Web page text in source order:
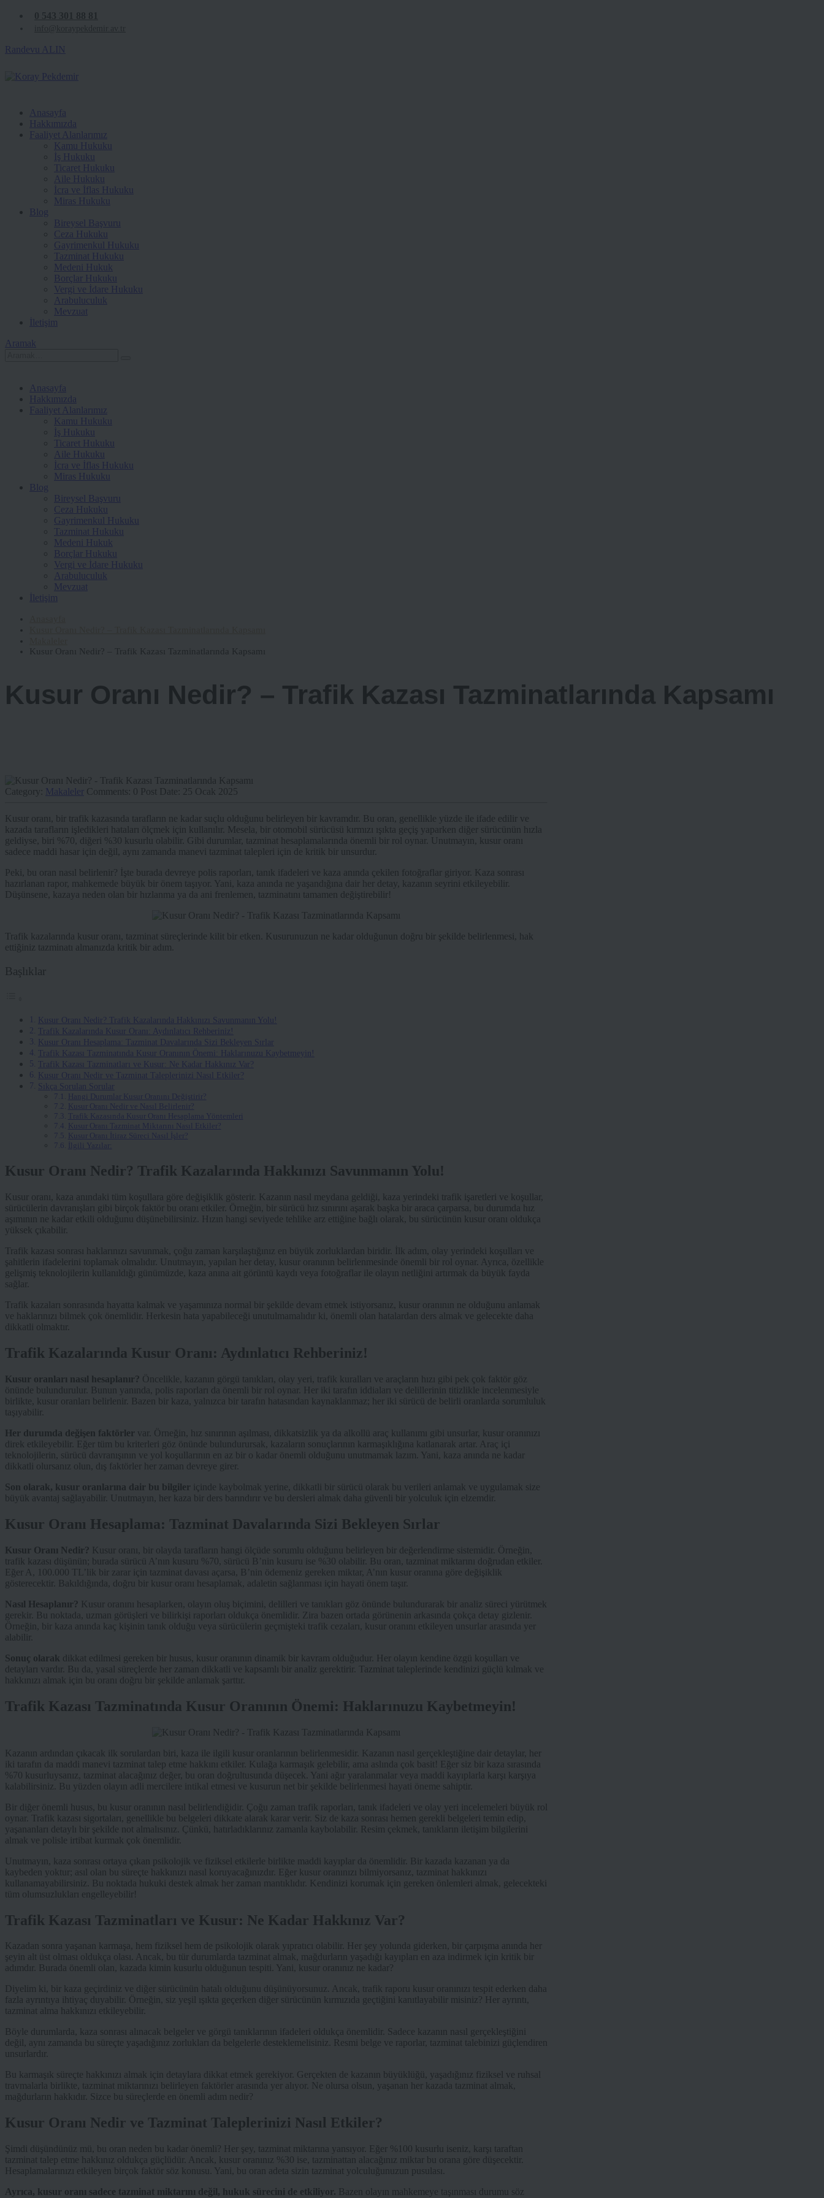
Randevu ALIN
Anasayfa
Hakkımızda
Faaliyet Alanlarımız
Kamu Hukuku
İş Hukuku
Ticaret Hukuku
Aile Hukuku
İcra ve İflas Hukuku
Miras Hukuku
Blog
Bireysel Başvuru
Ceza Hukuku
Gayrimenkul Hukuku
Tazminat Hukuku
Medeni Hukuk
Borçlar Hukuku
Vergi ve İdare Hukuku
Arabuluculuk
Mevzuat
İletişim
Aramak
Anasayfa
Hakkımızda
Faaliyet Alanlarımız
Kamu Hukuku
İş Hukuku
Ticaret Hukuku
Aile Hukuku
İcra ve İflas Hukuku
Miras Hukuku
Blog
Bireysel Başvuru
Ceza Hukuku
Gayrimenkul Hukuku
Tazminat Hukuku
Medeni Hukuk
Borçlar Hukuku
Vergi ve İdare Hukuku
Arabuluculuk
Mevzuat
İletişim
Kusur Oranı Nedir? – Trafik Kazası Tazminatlarında Kapsamı
Kusur Oranı Nedir? – Trafik Kazası Tazminatlarında Kapsamı
Category: Makaleler Comments: 0 Post Date: 25 Ocak 2025
Kusur oranı, bir trafik kazasında tarafların ne kadar suçlu olduğunu belirleyen bir kavramdır. Bu oran, genellikle yüzde ile ifade edilir ve
kazada tarafların işledikleri hataları ölçmek için kullanılır. Mesela, bir otomobil sürücüsü kırmızı ışıkta geçiş yaparken diğer sürücünün hızla
geldiyse, biri %70, diğeri %30 kusurlu olabilir. Gibi durumlar, tazminat hesaplamalarında önemli bir rol oynar. Unutmayın, kusur oranı
sadece maddi hasar için değil, aynı zamanda manevi tazminat talepleri için de kritik bir unsurdur.
Peki, bu oran nasıl belirlenir? İşte burada devreye polis raporları, tanık ifadeleri ve kaza anında çekilen fotoğraflar giriyor. Kaza sonrası
hazırlanan rapor, mahkemede büyük bir önem taşıyor. Yani, kaza anında ne yaşandığına dair her detay, kazanın seyrini etkileyebilir.
Düşünsene, kazaya neden olan bir hızlanma ya da ani frenlemen, tazminatını tamamen değiştirebilir!
Trafik kazalarında kusur oranı, tazminat süreçlerinde kilit bir etken. Kusurunuzun ne kadar olduğunun doğru bir şekilde belirlenmesi, hak
ettiğiniz tazminatı almanızda kritik bir adım.
Başlıklar
Kusur Oranı Nedir? Trafik Kazalarında Hakkınızı Savunmanın Yolu!
Trafik Kazalarında Kusur Oranı: Aydınlatıcı Rehberiniz!
Kusur Oranı Hesaplama: Tazminat Davalarında Sizi Bekleyen Sırlar
Trafik Kazası Tazminatında Kusur Oranının Önemi: Haklarınuzu Kaybetmeyin!
Trafik Kazası Tazminatları ve Kusur: Ne Kadar Hakkınız Var?
Kusur Oranı Nedir ve Tazminat Taleplerinizi Nasıl Etkiler?
Sıkça Sorulan Sorular
Hangi Durumlar Kusur Oranını Değiştirir?
Kusur Oranı Nedir ve Nasıl Belirlenir?
Trafik Kazasında Kusur Oranı Hesaplama Yöntemleri
Kusur Oranı Tazminat Miktarını Nasıl Etkiler?
Kusur Oranı İtiraz Süreci Nasıl İşler?
İlgili Yazılar:
Kusur Oranı Nedir? Trafik Kazalarında Hakkınızı Savunmanın Yolu!
Kusur oranı, kaza anındaki tüm koşullara göre değişiklik gösterir. Kazanın nasıl meydana geldiği, kaza yerindeki trafik işaretleri ve koşullar,
sürücülerin davranışları gibi birçok faktör bu oranı etkiler. Örneğin, bir sürücü hız sınırını aşarak başka bir araca çarparsa, bu durumda hız
aşımının ne kadar etkili olduğunu düşünebilirsiniz. Hızın hangi seviyede tehlike arz ettiğine bağlı olarak, bu sürücünün kusur oranı oldukça
yüksek çıkabilir.
Trafik kazası sonrası haklarınızı savunmak, çoğu zaman karşılaştığınız en büyük zorluklardan biridir. İlk adım, olay yerindeki koşulları ve
şahitlerin ifadelerini toplamak olmalıdır. Unutmayın, yapılan her detay, kusur oranının belirlenmesinde önemli bir rol oynar. Ayrıca, özellikle
gelişmiş teknolojilerin kullanıldığı günümüzde, kaza anına ait görüntü kaydı veya fotoğraflar ile olayın netliğini artırmak da büyük fayda
sağlar.
Trafik kazaları sonrasında hayatta kalmak ve yaşamınıza normal bir şekilde devam etmek istiyorsanız, kusur oranının ne olduğunu anlamak
ve haklarınızı bilmek çok önemlidir. Herkesin hata yapabileceği unutulmamalıdır ki, önemli olan hatalardan ders almak ve gelecekte daha
dikkatli olmaktır.
Trafik Kazalarında Kusur Oranı: Aydınlatıcı Rehberiniz!
Kusur oranları nasıl hesaplanır? Öncelikle, kazanın görgü tanıkları, olay yeri, trafik kuralları ve araçların hızı gibi pek çok faktör göz
önünde bulundurulur. Bunun yanında, polis raporları da önemli bir rol oynar. Her iki tarafın iddiaları ve delillerinin titizlikle incelenmesiyle
birlikte, kusur oranları belirlenir. Bazen bir kaza, yalnızca bir tarafın hatasından kaynaklanmaz; her iki sürücü de belirli oranlarda sorumluluk
taşıyabilir.
Her durumda değişen faktörler var. Örneğin, hız sınırının aşılması, dikkatsizlik ya da alkollü araç kullanımı gibi unsurlar, kusur oranınızı
direk etkileyebilir. Eğer tüm bu kriterleri göz önünde bulundurursak, kazaların sonuçlarının karmaşıklığına katlanarak artar. Araç içi
teknolojilerin, sürücü davranışının ve yol koşullarının en az bir o kadar önemli olduğunu unutmamak lazım. Yani, kaza anında ne kadar
dikkatli olursanız olun, dış faktörler her zaman devreye girer.
Son olarak, kusur oranlarına dair bu bilgiler
içinde kaybolmak yerine, dikkatli bir sürücü olarak bu verileri anlamak ve uygulamak size
büyük avantaj sağlayabilir. Unutmayın, her kaza bir ders barındırır ve bu dersleri almak daha güvenli bir yolculuk için elzemdir.
Kusur Oranı Hesaplama: Tazminat Davalarında Sizi Bekleyen Sırlar
Kusur Oranı Nedir? Kusur oranı, bir olayda tarafların hangi ölçüde sorumlu olduğunu belirleyen bir değerlendirme sistemidir. Örneğin,
trafik kazası düşünün; burada sürücü A’nın kusuru %70, sürücü B’nin kusuru ise %30 olabilir. Bu oran, tazminat miktarını doğrudan etkiler.
Eğer A, 100.000 TL’lik bir zarar için tazminat davası açarsa, B’nin ödemeniz gereken miktar, A’nın kusur oranına göre değişiklik
gösterecektir. Bakıldığında, doğru bir kusur oranı hesaplamak, adaletin sağlanması için hayati önem taşır.
Nasıl Hesaplanır? Kusur oranını hesaplarken, olayın oluş biçimini, delilleri ve tanıkları göz önünde bulundurarak bir analiz süreci yürütmek
gerekir. Bu noktada, uzman görüşleri ve bilirkişi raporları oldukça önemlidir. Zira bazen ortada görünenin arkasında çokça detay gizlenir.
Örneğin, bir kaza anında kaç kişinin tanık olduğu veya sürücülerin geçmişteki trafik cezaları, kusur oranını etkileyen unsurlar arasında yer
alabilir.
Sonuç olarak dikkat edilmesi gereken bir husus, kusur oranının dinamik bir kavram olduğudur. Her olayın kendine özgü koşulları ve
detayları vardır. Bu da, yasal süreçlerde her zaman dikkatli ve kapsamlı bir analiz gerektirir. Tazminat taleplerinde kendinizi güçlü kılmak ve
hakkınızı almak için bu oranı doğru bir şekilde anlamak şarttır.
Trafik Kazası Tazminatında Kusur Oranının Önemi: Haklarınuzu Kaybetmeyin!
Kazanın ardından çıkacak ilk sorulardan biri, kaza ile ilgili kusur oranlarının belirlenmesidir. Kazanın nasıl gerçekleştiğine dair detaylar, her
iki tarafın da maddi manevi tazminat talep etme hakkını etkiler. Kulağa karmaşık gelebilir, ama aslında çok basit! Eğer siz bir kaza sırasında
%70 kusurluysanız, tazminat alacağınız değer, bu oran doğrultusunda düşecek. Yani ağır yaralanmalar veya maddi kayıplarla karşı karşıya
kalabilirsiniz. Bu yüzden olayın adli mercilere intikal etmesi ve kusurun net bir şekilde belirlenmesi hayati öneme sahiptir.
Bir diğer önemli husus, bu kusur oranının nasıl belirlendiğidir. Çoğu zaman trafik raporları, tanık ifadeleri ve olay yeri incelemeleri büyük rol
oynar. Trafik kazası sigortaları, genellikle bu belgeleri dikkate alarak karar verir. Siz de kaza sonrası hemen gerekli belgeleri temin edip,
yaşananları detaylı bir şekilde not almalısınız. Çünkü, hatırladıklarınız zamanla kaybolabilir. Resim çekmek, tanıkların iletişim bilgilerini
almak ve polisle irtibat kurmak çok önemlidir.
Unutmayın, kaza sonrası ortaya çıkan psikolojik ve fiziksel etkilerle birlikte maddi kayıplar da önemlidir. Bir kazada kazanan ya da
kaybeden yoktur; asıl olan bu süreçte hakkınızı nasıl koruyacağınızdır. Eğer kusur oranınızı bilmiyorsanız, tazminat hakkınızı
kullanamayabilirsiniz. Bu noktada hukuki destek almak her zaman mantıklıdır. Kendinizi korumak için gereken önlemleri almak, gelecekteki
tüm olumsuzlukları engelleyebilir!
Trafik Kazası Tazminatları ve Kusur: Ne Kadar Hakkınız Var?
Kazadan sonra yaşanan karmaşa, hem fiziksel hem de psikolojik olarak yıpratıcı olabilir. Her şey yolunda giderken, bir çarpışma anında her
şeyin alt üst olması oldukça olası. Ancak, bu tür durumlarda tazminat almak, mağdurların yaşadığı kayıpları en aza indirmek için kritik bir
adımdır. Burada önemli olan, kazada kimin kusurlu olduğunun tespiti. Yani, kusur oranınız ne kadar?
Diyelim ki, bir kaza geçirdiniz ve diğer sürücünün hatalı olduğunu düşünüyorsunuz. Ancak, trafik raporu kusur oranınızı tespit ederken daha
fazla ayrıntıya ihtiyaç duyabilir. Örneğin, siz yeşil ışıkta geçerken diğer sürücünün kırmızıda geçtiğini kanıtlayabilir misiniz? Her ayrıntı,
tazminat alma hakkınızı etkileyebilir.
Böyle durumlarda, kaza sonrası alınacak belgeler ve görgü tanıklarının ifadeleri oldukça önemlidir. Sadece kazanın nasıl gerçekleştiğini
değil, aynı zamanda bu süreçte yaşadığınız zorlukları da belgelerle desteklemelisiniz. Resmi belge ve raporlar, tazminat talebinizi güçlendiren
unsurlardır.
Bu karmaşık süreçte hakkınızı almak için detaylara dikkat etmek gerekiyor. Gerçekten de kazanın büyüklüğü, yaşadığınız fiziksel ve ruhsal
travmalarla birlikte, tazminat miktarınızı belirleyen faktörler arasında yer alıyor. Ne olursa olsun, yaşanan her kazada tazminat almak,
mağdurların hakkıdır. Sizce bu süreçlerde en önemli adım nedir?
Kusur Oranı Nedir ve Tazminat Taleplerinizi Nasıl Etkiler?
Şimdi düşündünüz mü, bu oran neden bu kadar önemli? Her şey, tazminat miktarına yansıyor. Eğer %100 kusurlu iseniz, karşı taraftan
tazminat talep etme hakkınız oldukça güçlüdür. Ancak, kusur oranınız %30 ise, tazminattan alacağınız miktar bu orana göre düşecektir.
Hesaplamalarınızı etkileyen birçok faktör söz konusu. Yani, bu oran adeta sizin tazminat yolculuğunuzun pusulası.
Ayrıca, kusur oranı sadece tazminat miktarını değil, hukuk sürecini de etkiliyor. Bazen olayın mahkemeye taşınması durumu söz